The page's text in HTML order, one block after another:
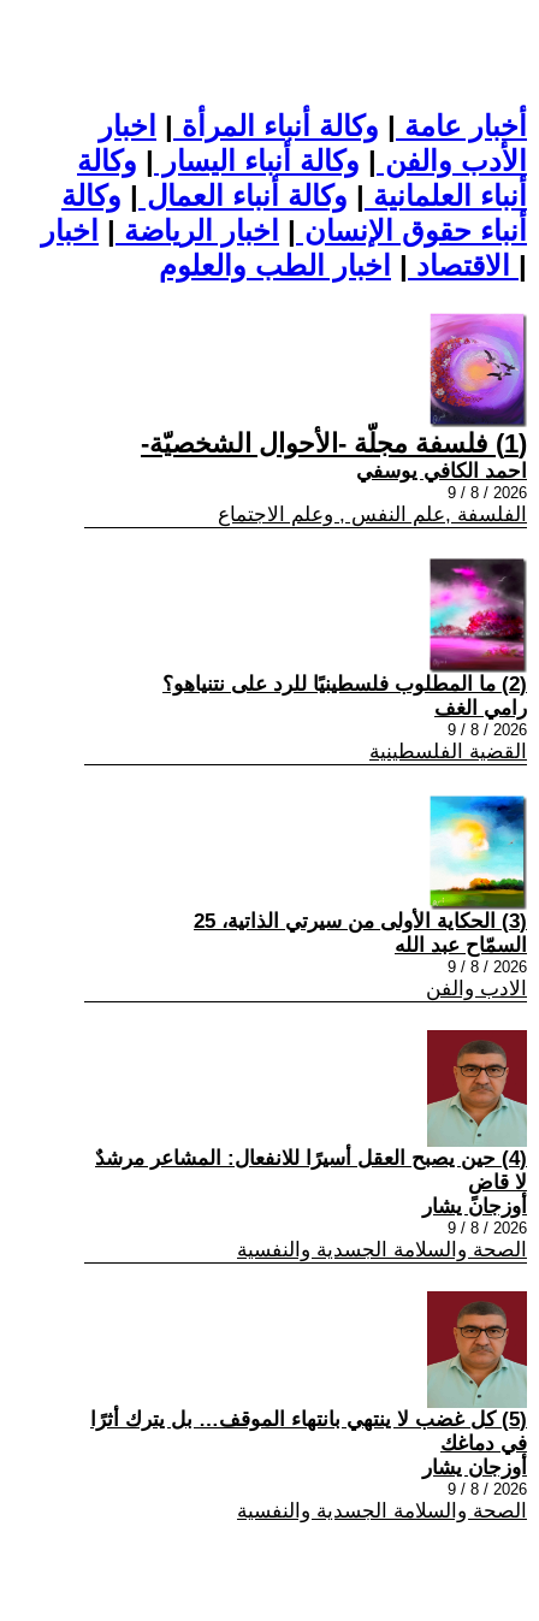
أخبار عامة | وكالة أنباء المرأة | اخبار
الأدب والفن | وكالة أنباء اليسار | وكالة
أنباء العلمانية | وكالة أنباء العمال | وكالة
أنباء حقوق الإنسان | اخبار الرياضة | اخبار
الاقتصاد | |
(1) فلسفة مجلّة -الأحوال الشخصيّة-
احمد الكافي يوسفي
2026 / 8 / 9
الفلسفة ,علم النفس , وعلم الاجتماع
(2) ما المطلوب فلسطينيًا للرد على نتنياهو؟
رامي الغف
2026 / 8 / 9
القضية الفلسطينية
(3) الحكاية الأولى من سيرتي الذاتية، 25
السمّاح عبد الله
2026 / 8 / 9
الادب والفن
(4) حين يصبح العقل أسيرًا للانفعال: المشاعر مرشدٌ
لا قاضٍ
أوزجان يشار
2026 / 8 / 9
الصحة والسلامة الجسدية والنفسية
(5) كل غضب لا ينتهي بانتهاء الموقف… بل يترك أثرًا
في دماغك
أوزجان يشار
2026 / 8 / 9
الصحة والسلامة الجسدية والنفسية